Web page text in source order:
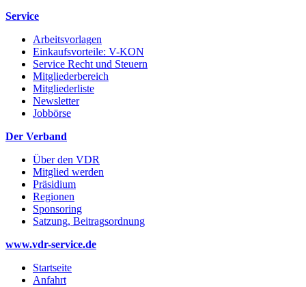
Service
Arbeitsvorlagen
Einkaufsvorteile: V-KON
Service Recht und Steuern
Mitgliederbereich
Mitgliederliste
Newsletter
Jobbörse
Der Verband
Über den VDR
Mitglied werden
Präsidium
Regionen
Sponsoring
Satzung, Beitragsordnung
www.vdr-service.de
Startseite
Anfahrt